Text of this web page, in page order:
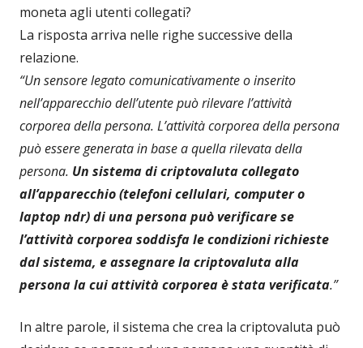
moneta agli utenti collegati?
La risposta arriva nelle righe successive della
relazione.
“Un sensore legato comunicativamente o inserito
nell’apparecchio dell’utente può rilevare l’attività
corporea della persona. L’attività corporea della persona
può essere generata in base a quella rilevata della
persona. Un sistema di criptovaluta collegato
all’apparecchio (telefoni cellulari, computer o
laptop ndr) di una persona può verificare se
l’attività corporea soddisfa le condizioni richieste
dal sistema, e assegnare la criptovaluta alla
persona la cui attività corporea è stata verificata.”
In altre parole, il sistema che crea la criptovaluta può